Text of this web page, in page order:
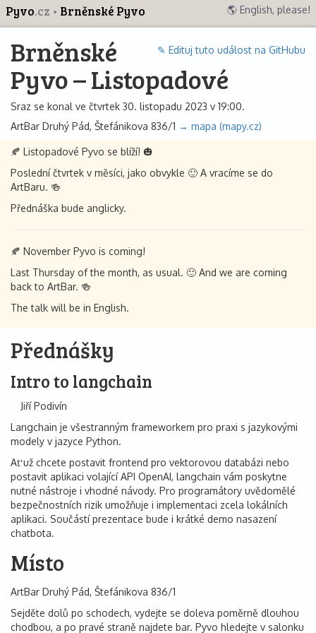
Pyvo.cz Brněnské Pyvo 🌎 English, please!
✎ Edituj tuto událost na GitHubu
Brněnské
Pyvo – Listopadové
Sraz se konal ve čtvrtek 30. listopadu 2023 v 19:00.
ArtBar Druhý Pád, Štefánikova 836/1 → mapa (mapy.cz)
🍂 Listopadové Pyvo se blíží! 🎃
Poslední čtvrtek v měsíci, jako obvykle 🙂 A vracíme se do
ArtBaru. 🍻
Přednáška bude anglicky.
🍂 November Pyvo is coming!
Last Thursday of the month, as usual. 🙂 And we are coming
back to ArtBar. 🍻
The talk will be in English.
Přednášky
Intro to langchain
Jiří Podivín
Langchain je všestranným frameworkem pro praxi s jazykovými
modely v jazyce Python.
Ať už chcete postavit frontend pro vektorovou databázi nebo
postavit aplikaci volající API OpenAI, langchain vám poskytne
nutné nástroje i vhodné návody. Pro programátory uvědomělé
bezpečnostních rizik umožňuje i implementaci zcela lokálních
aplikaci. Součástí prezentace bude i krátké demo nasazení
chatbota.
Místo
ArtBar Druhý Pád, Štefánikova 836/1
Sejděte dolů po schodech, vydejte se doleva poměrně dlouhou
chodbou, a po pravé straně najdete bar. Pyvo hledejte v salonku